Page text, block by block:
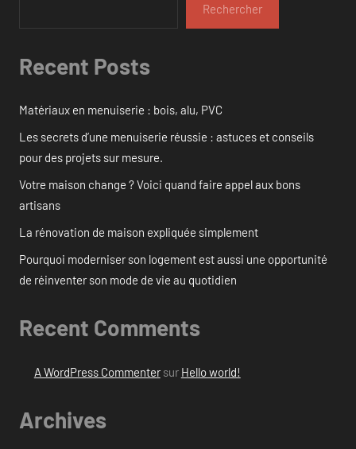
Rechercher
Recent Posts
Matériaux en menuiserie : bois, alu, PVC
Les secrets d’une menuiserie réussie : astuces et conseils
pour des projets sur mesure.
Votre maison change ? Voici quand faire appel aux bons
artisans
La rénovation de maison expliquée simplement
Pourquoi moderniser son logement est aussi une opportunité
de réinventer son mode de vie au quotidien
Recent Comments
A WordPress Commentersur Hello world!
Archives